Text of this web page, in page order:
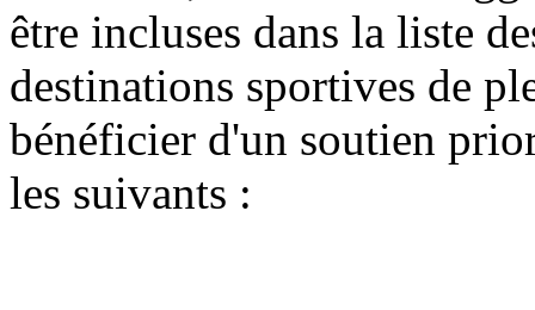
être incluses dans la liste
destinations sportives de
bénéficier d'un soutien
les suivants :